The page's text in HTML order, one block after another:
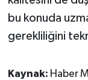
bu konuda
gerekliliğini
Kaynak: Haber